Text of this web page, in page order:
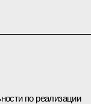
по реализации